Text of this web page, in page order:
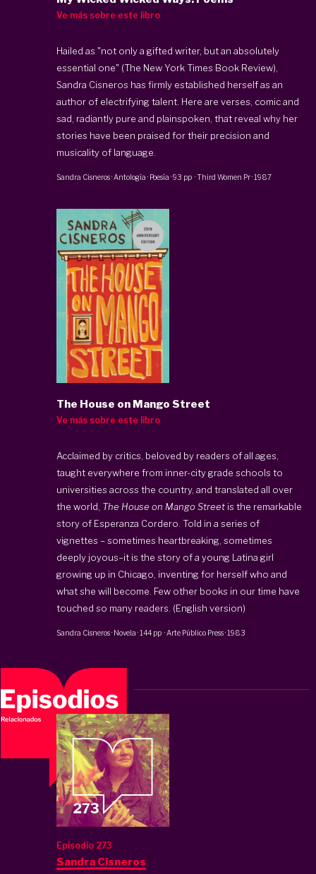
Ve más sobre este libro
Hailed as "not only a gifted writer, but an absolutely
essential one" (The New York Times Book Review),
Sandra Cisneros has firmly established herself as an
author of electrifying talent. Here are verses, comic and
sad, radiantly pure and plainspoken, that reveal why her
stories have been praised for their precision and
musicality of language.
Sandra Cisneros·Antología · Poesía ·93 pp ·Third Women Pr·1987
The House on Mango Street
Ve más sobre este libro
Acclaimed by critics, beloved by readers of all ages,
taught everywhere from inner-city grade schools to
universities across the country, and translated all over
the world, The House on Mango Street is the remarkable
story of Esperanza Cordero. Told in a series of
vignettes – sometimes heartbreaking, sometimes
deeply joyous–it is the story of a young Latina girl
growing up in Chicago, inventing for herself who and
what she will become. Few other books in our time have
touched so many readers. (English version)
Sandra Cisneros· Novela ·144 pp · Arte Público Press·1983
Episodio 273
Sandra Cisneros